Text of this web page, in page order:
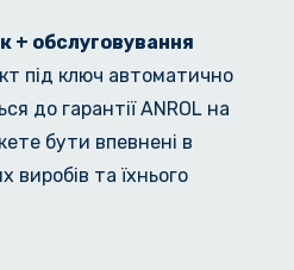
+ обслуговування
під ключ автоматично
до гарантії ANROL на
бути впевнені в
виробів та їхнього